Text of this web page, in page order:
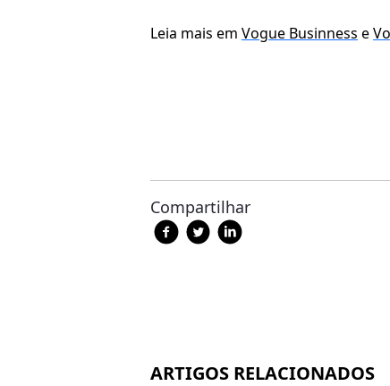
Leia mais em Vogue Businness e
Compartilhar
ARTIGOS RELACIONADOS